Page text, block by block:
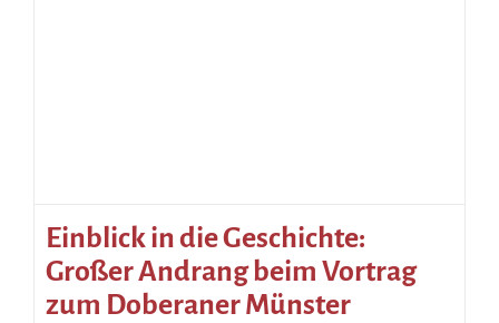
Einblick in die Geschichte:
Großer Andrang beim Vortrag
zum Doberaner Münster